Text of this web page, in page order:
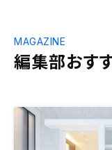
編集部おす
MAGAZINE